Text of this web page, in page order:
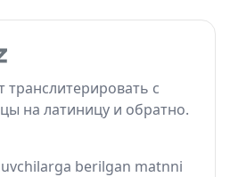
с
на латиницу и обратно.
berilgan matnni